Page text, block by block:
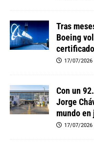
Tras
Boeing
17/07/2026
Con un
Jorge
mundo en
17/07/2026